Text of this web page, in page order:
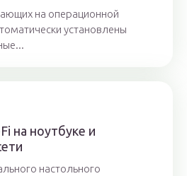
на операционной
установлены
на ноутбуке и
настольного